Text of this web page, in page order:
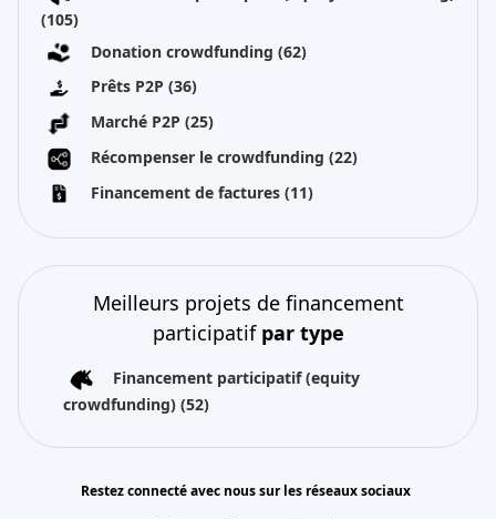
(105)
Donation crowdfunding (62)
Prêts P2P (36)
Marché P2P (25)
Récompenser le crowdfunding (22)
Financement de factures (11)
Meilleurs projets de financement
participatif par type
Financement participatif (equity
crowdfunding) (52)
Restez connecté avec nous sur les réseaux sociaux